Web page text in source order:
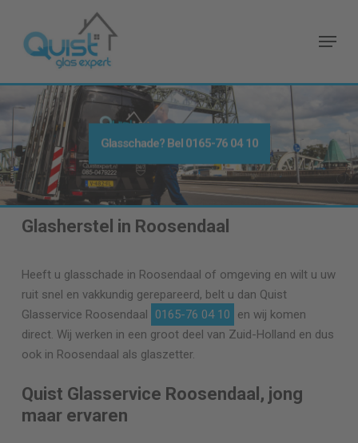
main
Menu
Glasschade? Bel 0165-76 04 10
Glasherstel in Roosendaal
Heeft u glasschade in Roosendaal of omgeving en wilt u uw
ruit snel en vakkundig gerepareerd, belt u dan Quist
Glasservice Roosendaal
0165-76 04 10
en wij komen
direct. Wij werken in een groot deel van Zuid-Holland en dus
ook in Roosendaal als glaszetter.
Quist Glasservice Roosendaal, jong
maar ervaren